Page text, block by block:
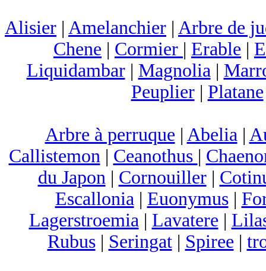
Alisier | Amelanchier | Arbre de
Chene | Cormier | Erable |
Liquidambar| Magnolia|
Peuplier| Platane
Arbre à perruque | Abelia|
Callistemon| Ceanothus |
du Japon| Cornouiller|
Escallonia| Euonymus|
Lagerstroemia| Lavatere |
Rubus| Seringat| Spiree |